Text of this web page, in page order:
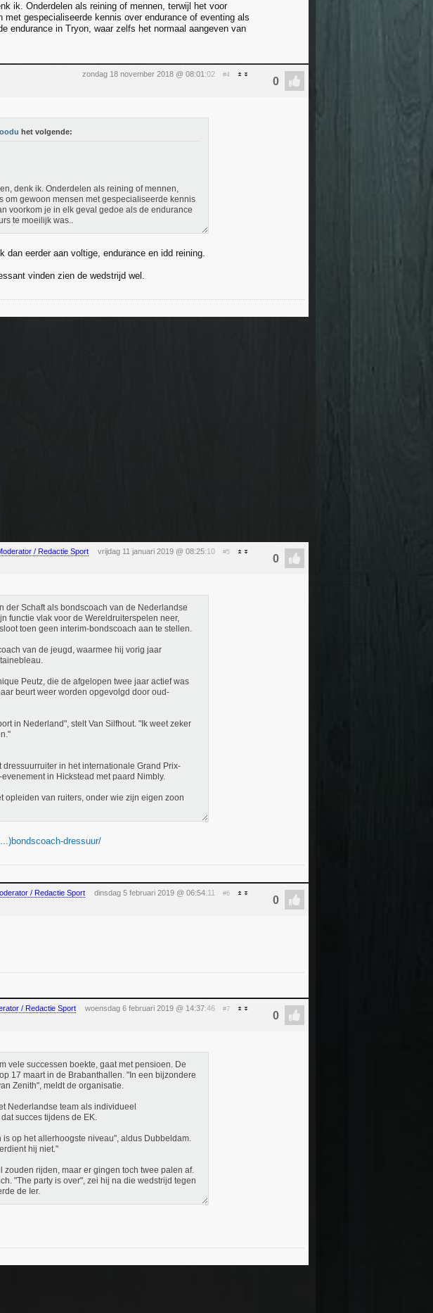
ik. Onderdelen als reining of mennen, terwijl het voor
gespecialiseerde kennis over endurance of eventing als
endurance in Tryon, waar zelfs het normaal aangeven van
zondag 18 november 2018 @ 08:01 :02 #4
het volgende:
denk ik. Onderdelen als reining of mennen,
om gewoon mensen met gespecialiseerde kennis
voorkom je in elk geval gedoe als de endurance
te moeilijk was..
dan eerder aan voltige, endurance en idd reining.
vinden zien de wedstrijd wel.
/ Redactie Sport vrijdag 11 januari 2019 @ 08:25:10 #5
der Schaft als bondscoach van de Nederlandse
functie vlak voor de Wereldruiterspelen neer,
toen geen interim-bondscoach aan te stellen.
van de jeugd, waarmee hij vorig jaar
Peutz, die de afgelopen twee jaar actief was
beurt weer worden opgevolgd door oud-
in Nederland", stelt Van Silfhout. "Ik weet zeker
in het internationale Grand Prix-
in Hickstead met paard Nimbly.
opleiden van ruiters, onder wie zijn eigen zoon
dressuur/
/ Redactie Sport dinsdag 5 februari 2019 @ 06:54:11 #6
/ Redactie Sport woensdag 6 februari 2019 @ 14:37:46 #7
vele successen boekte, gaat met pensioen. De
17 maart in de Brabanthallen. "In een bijzondere
Zenith", meldt de organisatie.
Nederlandse team als individueel
succes tijdens de EK.
op het allerhoogste niveau", aldus Dubbeldam.
hij niet."
rijden, maar er gingen toch twee palen af.
"The party is over", zei hij na die wedstrijd tegen
de Ier.